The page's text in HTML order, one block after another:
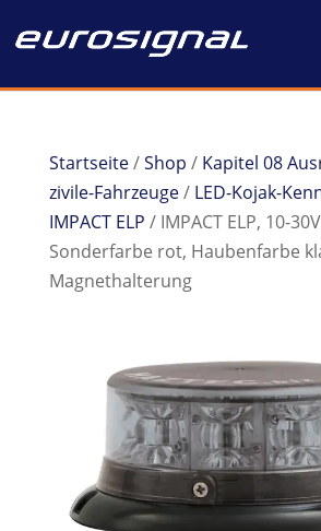
Startseite/Shop / Kapitel 08
zivile-Fahrzeuge/ LED-Kojak-
IMPACT ELP / IMPACT ELP, 10-
Sonderfarbe rot, Haubenfarbe
Magnethalterung